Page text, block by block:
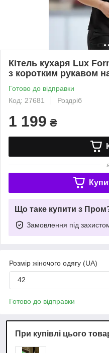
Кітель кухаря Lux
з коротким рукавом
Готово до відправки
Код: 27681
Роздріб
1 199 ₴
Що таке купити з
Замовлення під
Розмір жіночого одягу (UA)
42
Готово до відправки
При купівлі цього